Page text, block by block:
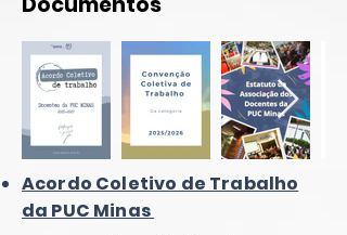
Acordo Coletivo de Trabalho
da PUC Minas